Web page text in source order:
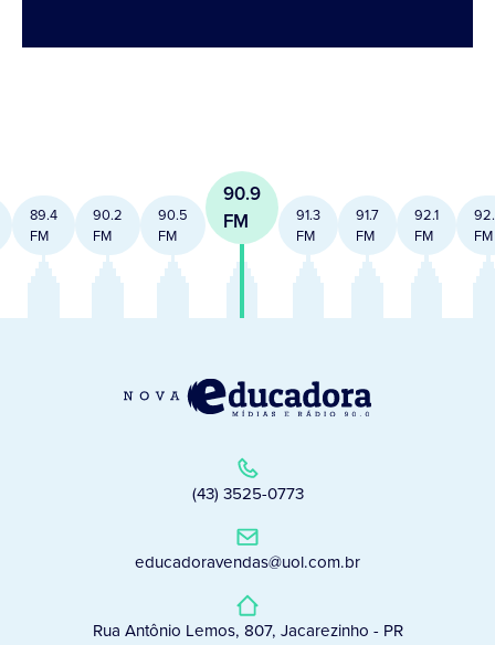
89.4
FM
90.2
FM
90.5
FM
90.9
FM
91.3
FM
91.7
FM
92.1
FM
FM
(43) 3525-0773
educadoravendas@uol.com.br
Rua Antônio Lemos, 807, Jacarezinho - PR